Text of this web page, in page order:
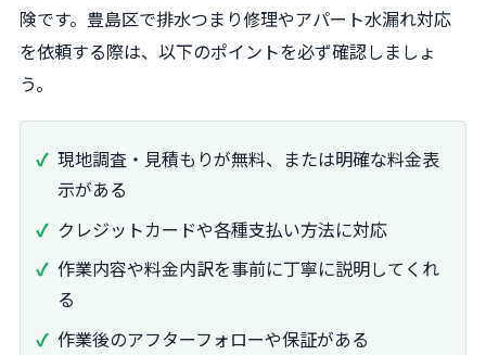
険です。豊島区で排水つまり修理やアパート水漏れ対応
を依頼する際は、以下のポイントを必ず確認しましょ
う。
現地調査・見積もりが無料、または明確な料金表
示がある
クレジットカードや各種支払い方法に対応
作業内容や料金内訳を事前に丁寧に説明してくれ
る
作業後のアフターフォローや保証がある